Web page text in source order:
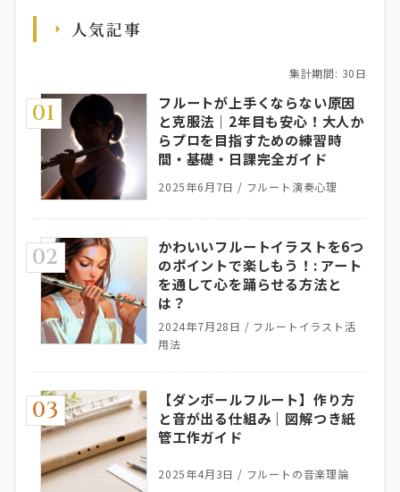
人気記事
集計期間: 30日
01
フルートが上手くならない原因
と克服法｜2年目も安心！大人か
らプロを目指すための練習時
間・基礎・日課完全ガイド
2025年6月7日 / フルート演奏心理
02
かわいいフルートイラストを6つ
のポイントで楽しもう！: アート
を通して心を踊らせる方法と
は？
2024年7月28日 / フルートイラスト活
用法
03
【ダンボールフルート】作り方
と音が出る仕組み｜図解つき紙
管工作ガイド
2025年4月3日 / フルートの音楽理論